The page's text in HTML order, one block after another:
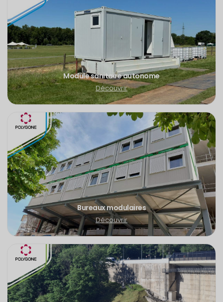
Module sanitaire autonome
Découvrir
Bureaux modulaires
Découvrir